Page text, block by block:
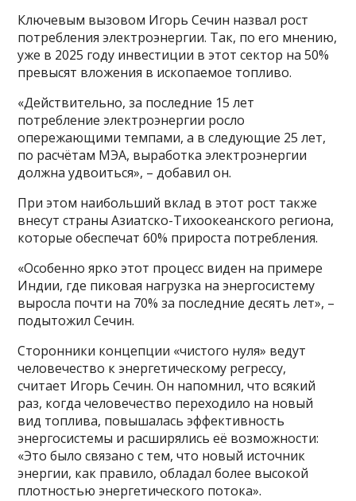
Ключевым вызовом Игорь Сечин назвал рост
потребления электроэнергии. Так, по его мнению,
уже в 2025 году инвестиции в этот сектор на 50%
превысят вложения в ископаемое топливо.
«Действительно, за последние 15 лет
потребление электроэнергии росло
опережающими темпами, а в следующие 25 лет,
по расчётам МЭА, выработка электроэнергии
должна удвоиться», – добавил он.
При этом наибольший вклад в этот рост также
внесут страны Азиатско-Тихоокеанского региона,
которые обеспечат 60% прироста потребления.
«Особенно ярко этот процесс виден на примере
Индии, где пиковая нагрузка на энергосистему
выросла почти на 70% за последние десять лет», –
подытожил Сечин.
Сторонники концепции «чистого нуля» ведут
человечество к энергетическому регрессу,
считает Игорь Сечин. Он напомнил, что всякий
раз, когда человечество переходило на новый
вид топлива, повышалась эффективность
энергосистемы и расширялись её возможности:
«Это было связано с тем, что новый источник
энергии, как правило, обладал более высокой
плотностью энергетического потока».